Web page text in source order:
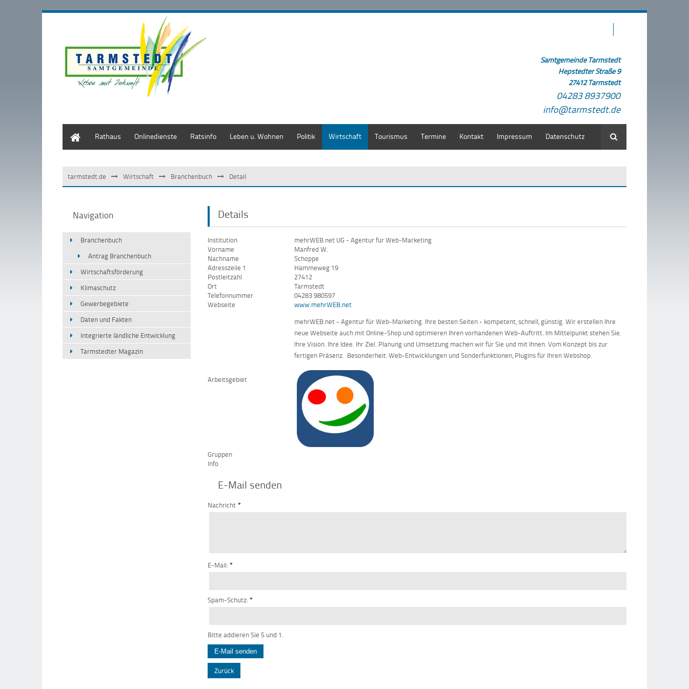
Samtgemeinde Tarmstedt
Hepstedter Straße 9
27412 Tarmstedt
04283 8937900
info@tarmstedt.de
Rathaus Onlinedienste Ratsinfo Leben u. Wohnen Politik Wirtschaft Tourismus Termine Kontakt Impressum Datenschutz Suche
tarmstedt.de Wirtschaft Branchenbuch Detail
Navigation
Branchenbuch
Antrag Branchenbuch
Wirtschaftsförderung
Klimaschutz
Gewerbegebiete
Daten und Fakten
Integrierte ländliche Entwicklung
Tarmstedter Magazin
Details
Institution
mehrWEB.net UG - Agentur für Web-Marketing
Vorname
Manfred W.
Nachname
Schoppe
Adresszeile 1
Hammeweg 19
Postleitzahl
27412
Ort
Tarmstedt
Telefonnummer
04283 980597
Webseite
www.mehrWEB.net
Arbeitsgebiet
mehrWEB.net - Agentur für Web-Marketing. Ihre besten Seiten - kompetent, schnell, günstig. Wir erstellen Ihre
neue Webseite auch mit Online-Shop und optimieren Ihren vorhandenen Web-Auftritt. Im Mittelpunkt stehen Sie.
Ihre Vision. Ihre Idee. Ihr Ziel. Planung und Umsetzung machen wir für Sie und mit Ihnen. Vom Konzept bis zur
fertigen Präsenz. Besonderheit: Web-Entwicklungen und Sonderfunktionen, Plugins für Ihren Webshop.
Gruppen
Info
E-Mail senden
Nachricht *
E-Mail: *
Spam-Schutz: *
Bitte addieren Sie 5 und 1.
Zurück